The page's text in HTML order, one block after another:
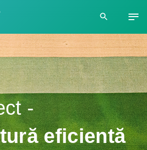
-
eficientă